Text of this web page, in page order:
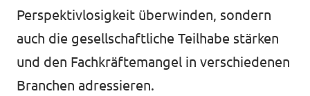
Perspektivlosigkeit überwinden, sondern
auch die gesellschaftliche Teilhabe stärken
und den Fachkräftemangel in verschiedenen
Branchen adressieren.